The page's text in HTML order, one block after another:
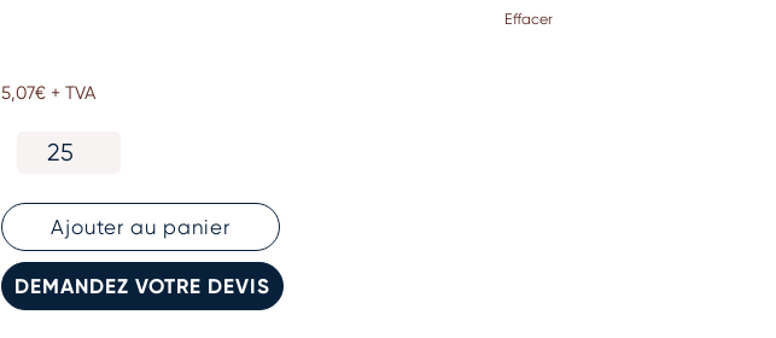
Effacer
5,07€ + TVA
acier
inoxydable
Ajouter au panier
DEMANDEZ VOTRE DEVIS